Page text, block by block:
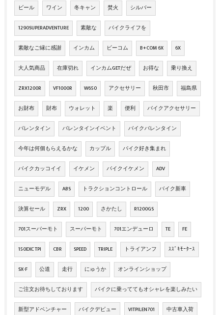
ビール ワイン 冬キャン 焚火 シルバー
1290SUPERADVENTURE 素敵な バイクライフを
素敵なご縁に感謝 インカム ビーコム B+COM 6X 6X
大人気商品 在庫切れ インカムGETだぜ お得な 乗り換え
ZRX1200R VF1000R W650 アクセサリー 秋田市 福島県
お財布 財布 ウォレット 楽 便利 バイクアクセサリー
バレンタイン バレンタインイベント バイクバレンタイン
今年は何個もらえるかな カップル バイク好き集まれ
バイクカッコイイ イケメン バイクイケメン ADV
ニューモデル ABS トラクションコントロール バイク新車
決算セール ZRX 1200 さかたし R1200GS
701スーパーモト スーパーモト 701エンデューロ TE FE
150EXC TPI CBR SPEED TRIPLE トライアンフ ｽｽﾞｷﾓｰﾀｰｽ
SX-F 公道 走行 にゅうか オンラインショップ
ご注文お待ちしております バイクに乗っててもオシャレを楽しみたい
新型アドベンチャー バイクデビュー VITPILEN701 中古車入荷